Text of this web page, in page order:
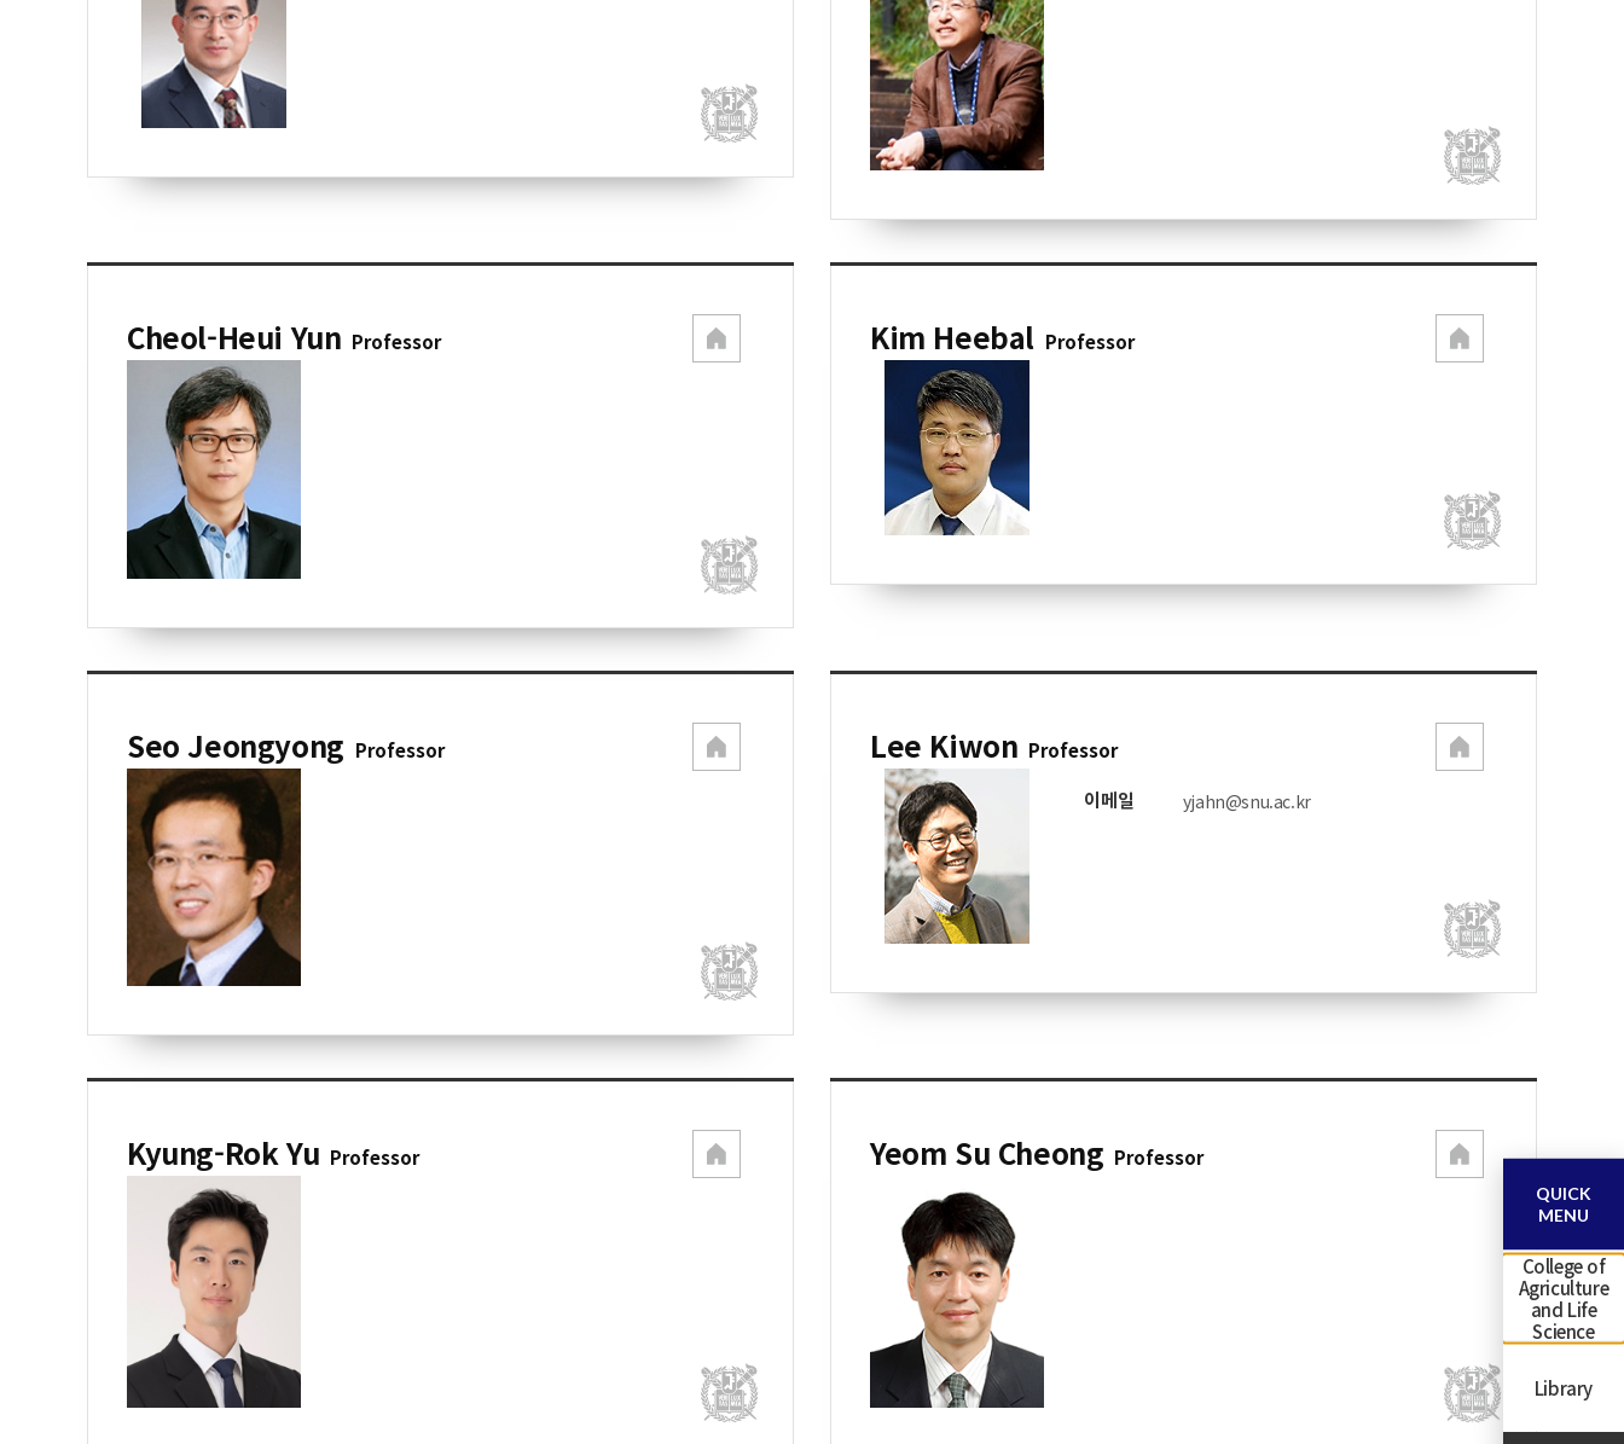
Cheol-Heui Yun Professor Kim Heebal Professor
Seo Jeongyong Professor Lee Kiwon Professor
이메일
yjahn@snu.ac.kr
Kyung-Rok Yu Professor Yeom Su Cheong Professor
QUICK
MENU
College of
Agriculture
and Life
Science
Library